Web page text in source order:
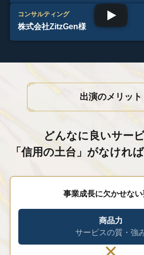
コンサルティング
株式会社ZitzGen様
出演のメリット
どんなに良いサービ
「信用の土台」がなけれ
事業成長に欠かせな
商品力
サービスの質・強